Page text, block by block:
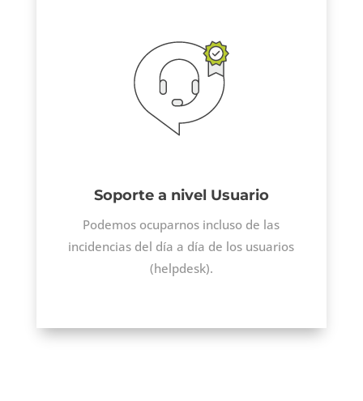
Soporte a nivel Usuario
Podemos ocuparnos incluso de las
incidencias del día a día de los usuarios
(helpdesk).